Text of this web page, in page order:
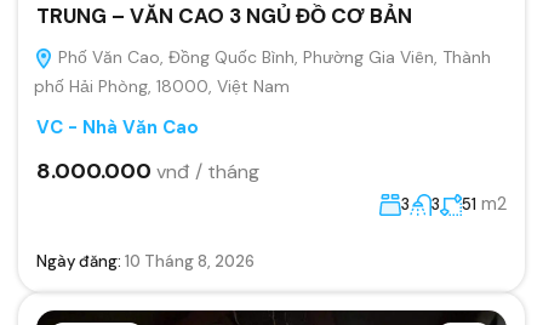
TRUNG – VĂN CAO 3 NGỦ ĐỒ CƠ BẢN
Phố Văn Cao, Đồng Quốc Bình, Phường Gia Viên, Thành
phố Hải Phòng, 18000, Việt Nam
VC - Nhà Văn Cao
8.000.000 vnđ / tháng
3 3 51 m2
Ngày đăng: 10 Tháng 8, 2026